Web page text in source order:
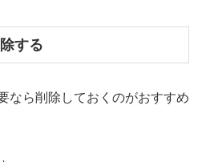
する
なら削除しておくのがおすすめ